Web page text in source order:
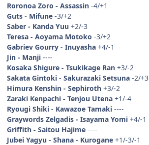
Roronoa Zoro - Assassin -4/+1
Guts - Mifune -3/+2
Saber - Kanda Yuu +2/-3
Teresa - Aoyama Motoko -3/+2
Gabriev Gourry - Inuyasha +4/-1
Jin - Manji ----
Kosaka Shigure - Tsukikage Ran +3/-2
Sakata Gintoki - Sakurazaki Setsuna -2/+3
Himura Kenshin - Sephiroth +3/-2
Zaraki Kenpachi - Tenjou Utena +1/-4
Ryougi Shiki - Kawazoe Tamaki ----
Graywords Zelgadis - Isayama Yomi +4/-1
Griffith - Saitou Hajime ----
Jubei Yagyu - Shana - Kurogane +1/-3/-1